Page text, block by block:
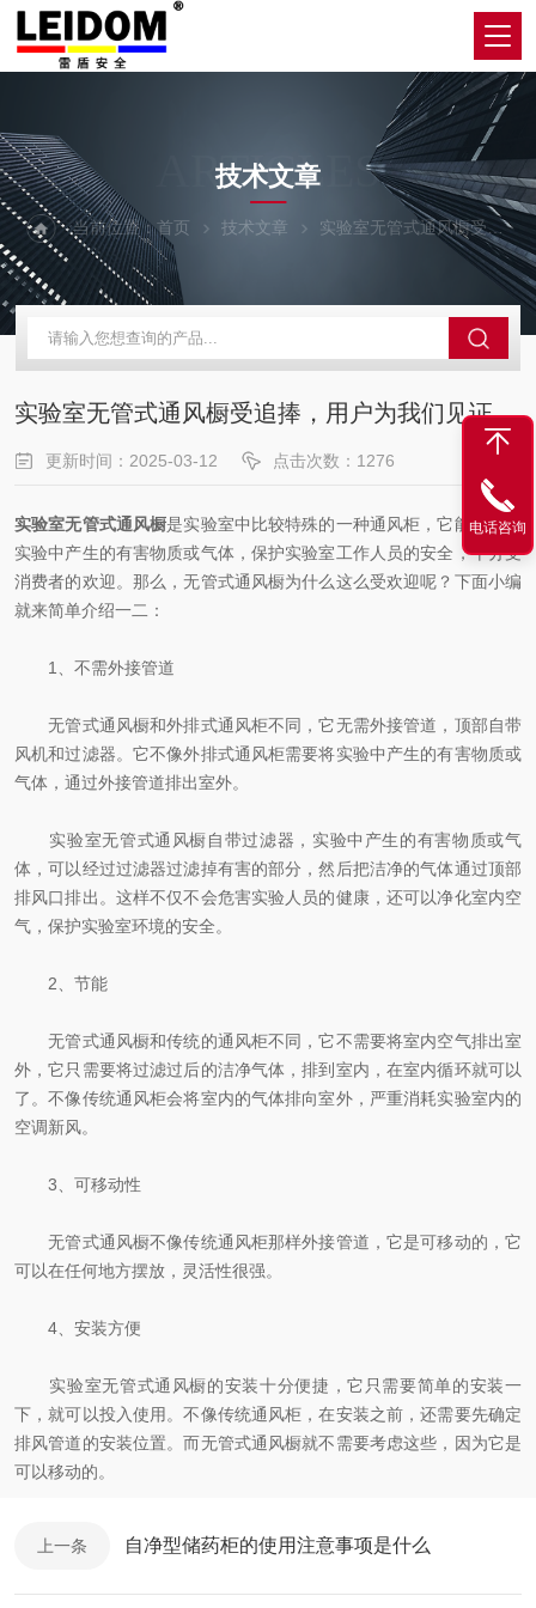
ARTICLES
技术文章
当前位置：首页 技术文章 实验室无管式通风橱受追捧，用户为我们见证
实验室无管式通风橱受追捧，用户为我们见证
更新时间：2025-03-12 点击次数：1276
实验室无管式通风橱是实验室中比较特殊的一种通风柜，它能够排出
实验中产生的有害物质或气体，保护实验室工作人员的安全，十分受
消费者的欢迎。那么，无管式通风橱为什么这么受欢迎呢？下面小编
就来简单介绍一二：
1、不需外接管道
无管式通风橱和外排式通风柜不同，它无需外接管道，顶部自带
风机和过滤器。它不像外排式通风柜需要将实验中产生的有害物质或
气体，通过外接管道排出室外。
实验室无管式通风橱自带过滤器，实验中产生的有害物质或气
体，可以经过过滤器过滤掉有害的部分，然后把洁净的气体通过顶部
排风口排出。这样不仅不会危害实验人员的健康，还可以净化室内空
气，保护实验室环境的安全。
2、节能
无管式通风橱和传统的通风柜不同，它不需要将室内空气排出室
外，它只需要将过滤过后的洁净气体，排到室内，在室内循环就可以
了。不像传统通风柜会将室内的气体排向室外，严重消耗实验室内的
空调新风。
3、可移动性
无管式通风橱不像传统通风柜那样外接管道，它是可移动的，它
可以在任何地方摆放，灵活性很强。
4、安装方便
实验室无管式通风橱的安装十分便捷，它只需要简单的安装一
下，就可以投入使用。不像传统通风柜，在安装之前，还需要先确定
排风管道的安装位置。而无管式通风橱就不需要考虑这些，因为它是
可以移动的。
上一条 自净型储药柜的使用注意事项是什么
电话咨询